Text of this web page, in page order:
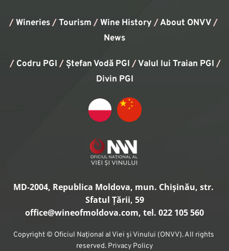
/Wineries/Tourism /Wine History / About ONVV/
News
/ Codru PGI / Ștefan Vodă PGI /Valul lui Traian PGI
Divin PGI
MD-2004, Republica Moldova, mun. Chișinău, str.
Sfatul Țării, 59
office@wineofmoldova.com, tel. 022 105 560
Copyright © Oficiul Național al Viei și Vinului (ONVV). All rights
reserved. Privacy Policy